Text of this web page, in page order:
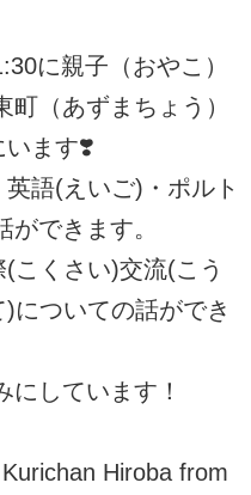
に親子（おやこ）
（あずまちょう）
います❣️
語(えいご)・ポルト
できます。
こくさい)交流(こう
についての話ができ
にしています！
Hiroba from